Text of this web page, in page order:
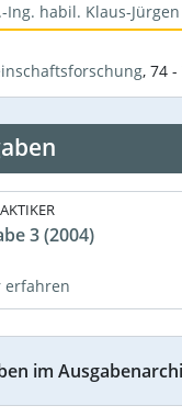
Ing. habil. Klaus-
, 74 -
3 (2004)
erfahren
im